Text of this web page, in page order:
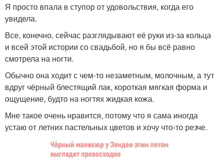
Я просто впала в ступор от удовольствия, когда его
увидела.
Все, конечно, сейчас разглядывают её руки из-за кольца
и всей этой истории со свадьбой, но я бы всё равно
смотрела на ногти.
Обычно она ходит с чем-то незаметным, молочным, а тут
вдруг чёрный блестящий лак, короткая мягкая форма и
ощущение, будто на ногтях жидкая кожа.
Мне такое очень нравится, потому что я сама иногда
устаю от летних пастельных цветов и хочу что-то резче.